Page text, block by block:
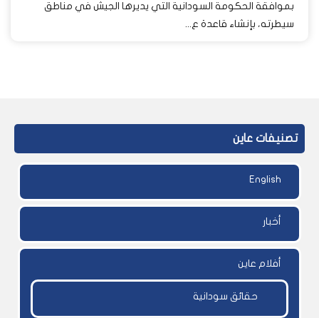
بموافقة الحكومة السودانية التي يديرها الجيش في مناطق
سيطرته، بإنشاء قاعدة ع...
تصنيفات عاين
English
أخبار
أفلام عاين
حقائق سودانية